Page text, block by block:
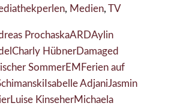
, Medien, TV
ProchaskaARDAylin
Charly HübnerDamaged
SommerEM Ferien auf
Isabelle AdjaniJasmin
Luise KinseherMichaela